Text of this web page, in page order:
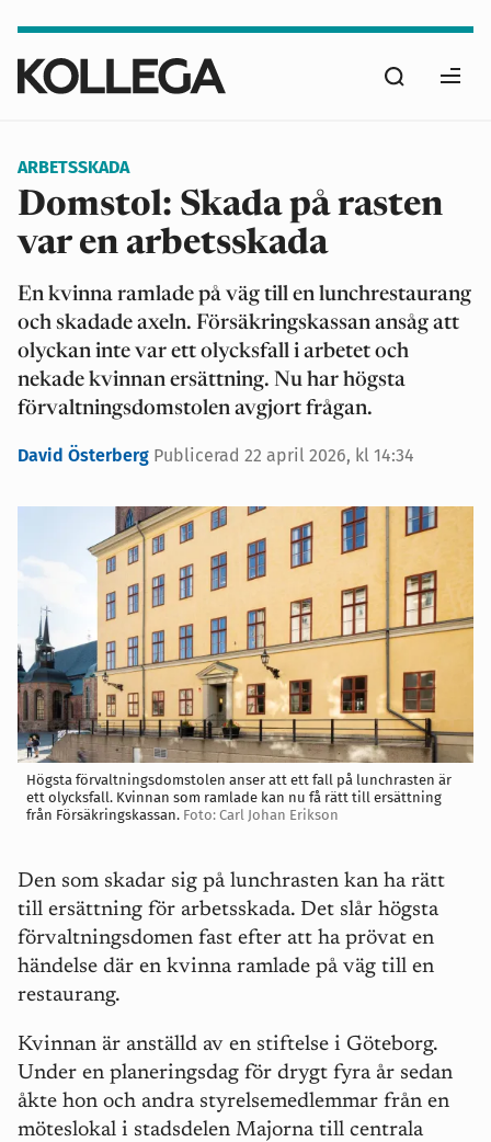
huvudinnehåll
Sök
ARBETSSKADA
Domstol: Skada på rasten
var en arbetsskada
En kvinna ramlade på väg till en lunchrestaurang
och skadade axeln. Försäkringskassan ansåg att
olyckan inte var ett olycksfall i arbetet och
nekade kvinnan ersättning. Nu har högsta
förvaltningsdomstolen avgjort frågan.
David Österberg Publicerad 22 april 2026, kl 14:34
Högsta förvaltningsdomstolen anser att ett fall på lunchrasten är
ett olycksfall. Kvinnan som ramlade kan nu få rätt till ersättning
från Försäkringskassan. Foto: Carl Johan Erikson
Den som skadar sig på lunchrasten kan ha rätt
till ersättning för arbetsskada. Det slår högsta
förvaltningsdomen fast efter att ha prövat en
händelse där en kvinna ramlade på väg till en
restaurang.
Kvinnan är anställd av en stiftelse i Göteborg.
Under en planeringsdag för drygt fyra år sedan
åkte hon och andra styrelsemedlemmar från en
möteslokal i stadsdelen Majorna till centrala